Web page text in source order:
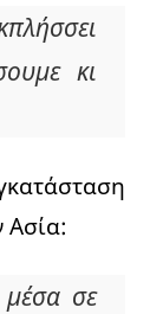
κι
Ασία:
μέσα σε